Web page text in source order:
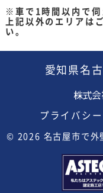
※車で1時間以内で伺
上記以外のエリアは
い。
愛知県名
プライバシ
© 2026 名古屋市で外